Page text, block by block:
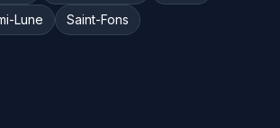
Lune
Saint-Fons